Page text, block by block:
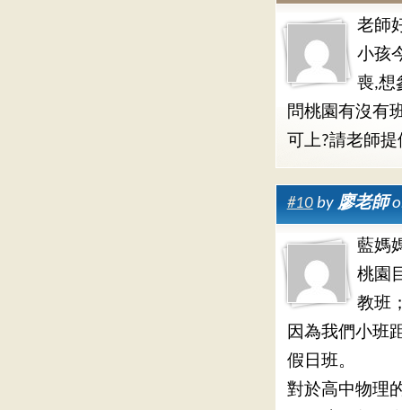
老師
小孩
喪,想
問桃園有沒有
可上?請老師
#10by 廖老師
藍媽
桃園
教班
因為我們小班
假日班。
對於高中物理